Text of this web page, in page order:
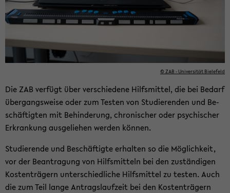
© ZAB - Uni­ver­si­tät Bie­le­feld
Die ZAB ver­fügt über ver­schie­de­ne Hilfs­mit­tel, die bei Be­darf
über­gangs­wei­se oder zum Tes­ten von Stu­die­ren­den und Be­
schäf­tig­ten mit Be­hin­de­rung, chro­ni­scher oder psy­chi­scher
Er­kran­kung aus­ge­lie­hen wer­den kön­nen.
Stu­die­ren­de und Be­schäf­tig­te er­hal­ten so die Mög­lich­keit,
vor der Be­an­tra­gung von Hilfs­mit­teln bei den zu­stän­di­gen
Kos­ten­trä­gern un­ter­schied­li­che Hilfs­mit­tel zu tes­ten. Auch
die zum Teil lange An­trags­lauf­zeit bei den Kos­ten­trä­gern